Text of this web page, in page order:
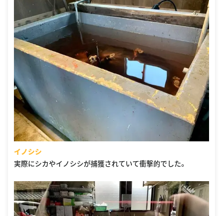
イノシシ
実際にシカやイノシシが捕獲されていて衝撃的でした。